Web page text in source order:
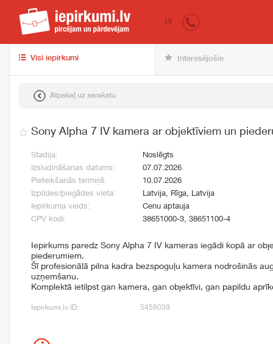
iepirkumi.lv
LV
Visi iepirkumi Interesējošie
Atpakaļ uz sarakstu
Sony Alpha 7 IV kamera ar objektīviem un
Stadija:
Noslēgts
Izsludināšanas datums:
07.07.2026
Pieteikšanās termiņš:
10.07.2026
Izpildes/piegādes vieta:
Latvija, Rīga, Latvija
Iepirkuma veids:
Cenu aptauja
CPV kodi:
38651000-3, 38651100-4
Iepirkums paredz Sony Alpha 7 IV kameras iegādi kopā ar
piederumiem.
Šī profesionālā pilna kadra bezspoguļu kamera nodrošinās
uzņemšanu.
Komplektā ietilpst gan kamera, gan objektīvi, gan papildu
Iepirkumi.lv ID: 5458039